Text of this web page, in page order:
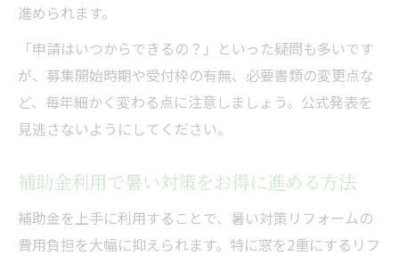
進められます。
「申請はいつからできるの？」といった疑問も多いです
が、募集開始時期や受付枠の有無、必要書類の変更点な
ど、毎年細かく変わる点に注意しましょう。公式発表を
見逃さないようにしてください。
補助金利用で暑い対策をお得に進める方法
補助金を上手に利用することで、暑い対策リフォームの
費用負担を大幅に抑えられます。特に窓を2重にするリフ